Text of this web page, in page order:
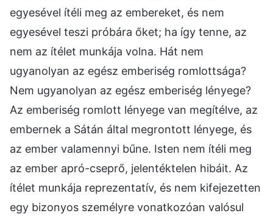
egyesével ítéli meg az embereket, és nem
egyesével teszi próbára őket; ha így tenne, az
nem az ítélet munkája volna. Hát nem
ugyanolyan az egész emberiség romlottsága?
Nem ugyanolyan az egész emberiség lényege?
Az emberiség romlott lényege van megítélve, az
embernek a Sátán által megrontott lényege, és
az ember valamennyi bűne. Isten nem ítéli meg
az ember apró-cseprő, jelentéktelen hibáit. Az
ítélet munkája reprezentatív, és nem kifejezetten
egy bizonyos személyre vonatkozóan valósul